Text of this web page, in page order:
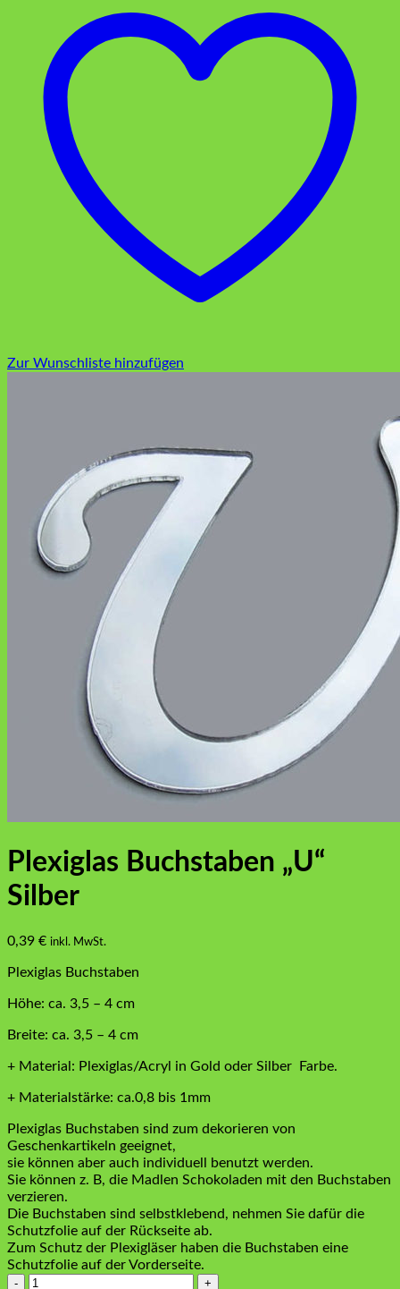
Zur Wunschliste hinzufügen
Plexiglas Buchstaben „U“
Silber
0,39 € inkl. MwSt.
Plexiglas Buchstaben
Höhe: ca. 3,5 – 4 cm
Breite: ca. 3,5 – 4 cm
+ Material: Plexiglas/Acryl in Gold oder Silber Farbe.
+ Materialstärke: ca.0,8 bis 1mm
Plexiglas Buchstaben sind zum dekorieren von
Geschenkartikeln geeignet,
sie können aber auch individuell benutzt werden.
Sie können z. B, die Madlen Schokoladen mit den Buchstaben
verzieren.
Die Buchstaben sind selbstklebend, nehmen Sie dafür die
Schutzfolie auf der Rückseite ab.
Zum Schutz der Plexigläser haben die Buchstaben eine
Schutzfolie auf der Vorderseite.
Plexiglas